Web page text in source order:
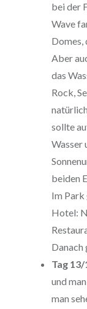
bei der
Wave
Domes,
Aber
das
Rock,
sollte
Wasser
beiden
Im Park
Hotel:
Danach
Tag
und
man